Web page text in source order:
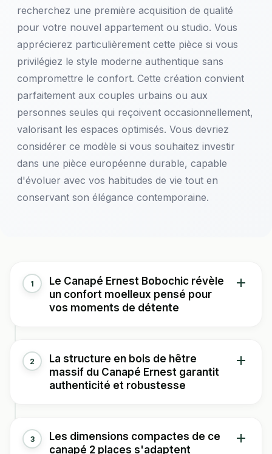
recherchez une première acquisition de qualité
pour votre nouvel appartement ou studio. Vous
apprécierez particulièrement cette pièce si vous
privilégiez le style moderne authentique sans
compromettre le confort. Cette création convient
parfaitement aux couples urbains ou aux
personnes seules qui reçoivent occasionnellement,
valorisant les espaces optimisés. Vous devriez
considérer ce modèle si vous souhaitez investir
dans une pièce européenne durable, capable
d'évoluer avec vos habitudes de vie tout en
conservant son élégance contemporaine.
1
Le Canapé Ernest Bobochic révèle
un confort moelleux pensé pour
vos moments de détente
Imaginez-vous installé(e) confortablement dans votre
salon après une longue journée. Ce canapé 2 places
vous accueille avec son garnissage d'assise en mousse
Vous découvrirez rapidement pourquoi les clients
2
La structure en bois de hêtre
massif du Canapé Ernest garantit
authenticité et robustesse
Visualisez cette latte de hêtre massif qui traverse
élégamment la structure de ce modèle scandinave
3
Les dimensions compactes de ce
canapé 2 places s'adaptent